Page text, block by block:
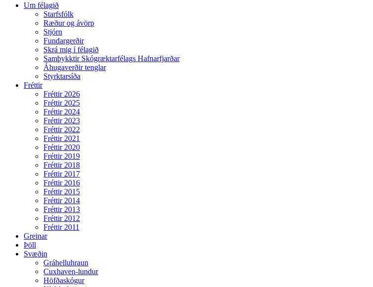
Um félagið
Starfsfólk
Ræður og ávörp
Stjórn
Fundargerðir
Skrá mig í félagið
Samþykktir Skógræktarfélags Hafnarfjarðar
Áhugaverðir tenglar
Styrktarsíða
Fréttir
Fréttir 2026
Fréttir 2025
Fréttir 2024
Fréttir 2023
Fréttir 2022
Fréttir 2021
Fréttir 2020
Fréttir 2019
Fréttir 2018
Fréttir 2017
Fréttir 2016
Fréttir 2015
Fréttir 2014
Fréttir 2013
Fréttir 2012
Fréttir 2011
Greinar
Þöll
Svæðin
Gráhelluhraun
Cuxhaven-lundur
Höfðaskógur